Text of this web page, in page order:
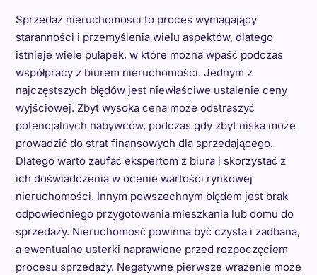
Sprzedaż nieruchomości to proces wymagający
staranności i przemyślenia wielu aspektów, dlatego
istnieje wiele pułapek, w które można wpaść podczas
współpracy z biurem nieruchomości. Jednym z
najczęstszych błędów jest niewłaściwe ustalenie ceny
wyjściowej. Zbyt wysoka cena może odstraszyć
potencjalnych nabywców, podczas gdy zbyt niska może
prowadzić do strat finansowych dla sprzedającego.
Dlatego warto zaufać ekspertom z biura i skorzystać z
ich doświadczenia w ocenie wartości rynkowej
nieruchomości. Innym powszechnym błędem jest brak
odpowiedniego przygotowania mieszkania lub domu do
sprzedaży. Nieruchomość powinna być czysta i zadbana,
a ewentualne usterki naprawione przed rozpoczęciem
procesu sprzedaży. Negatywne pierwsze wrażenie może